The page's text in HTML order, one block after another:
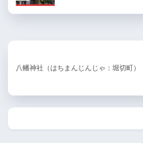
八幡神社（はちまんじんじゃ：堀切町）